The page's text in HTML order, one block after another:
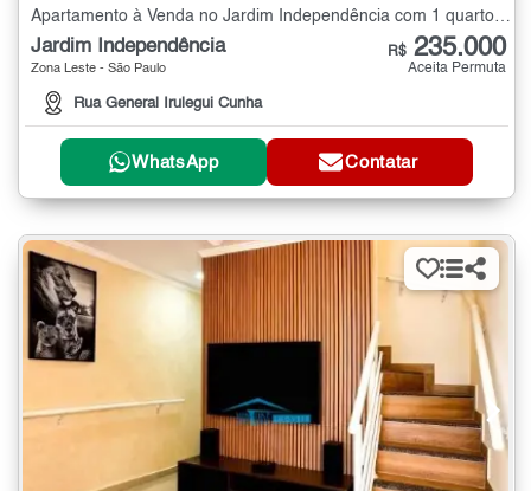
Apartamento à Venda no Jardim Independência com 1 quarto - 27 m²
Jardim Independência
Zona Leste - São Paulo
Rua General Irulegui Cunha
R$ 235.000
Aceita Permuta
WhatsApp Contatar